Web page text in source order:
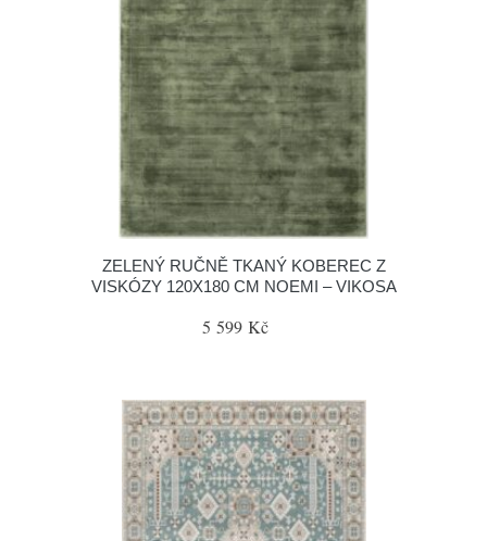
ZELENÝ RUČNĚ TKANÝ KOBEREC Z
VISKÓZY 120X180 CM NOEMI – VIKOSA
5 599 Kč